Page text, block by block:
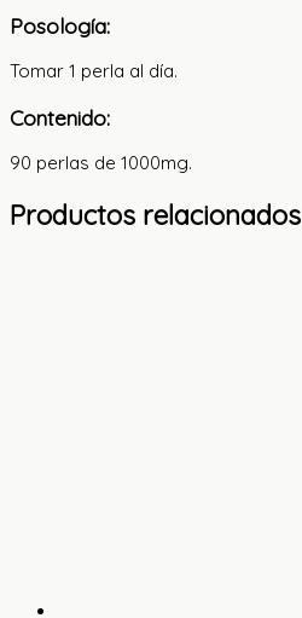
Posologí­a:
Tomar 1 perla al día.
Contenido:
90 perlas de 1000mg.
Productos relacionados